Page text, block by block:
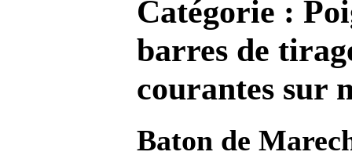
Catégorie :
barres de
courantes sur
Baton de